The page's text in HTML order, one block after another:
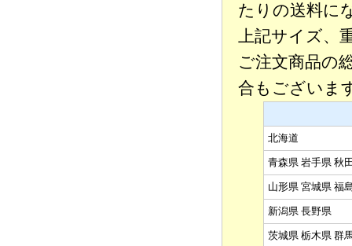
たりの送料に
上記サイズ、
ご注文商品の
合もございま
北海道
青森県 岩手県 秋
山形県 宮城県 福
新潟県 長野県
茨城県 栃木県 群